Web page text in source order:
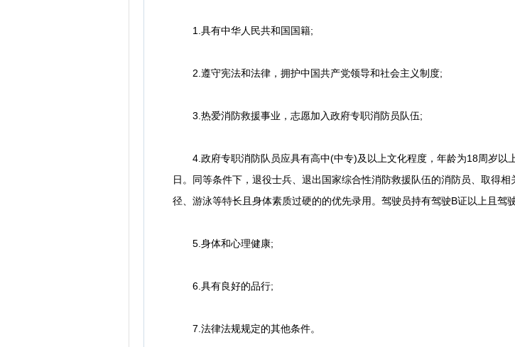
1.具有中华人民共和国国籍;
2.遵守宪法和法律，拥护中国共产党领导和社会主义制度;
3.热爱消防救援事业，志愿加入政府专职消防员队伍;
4.政府专职消防队员应具有高中(中专)及以上文化程度，年龄为18周岁以
日。同等条件下，退役士兵、退出国家综合性消防救援队伍的消防员、取得
径、游泳等特长且身体素质过硬的的优先录用。驾驶员持有驾驶B证以上且
5.身体和心理健康;
6.具有良好的品行;
7.法律法规规定的其他条件。